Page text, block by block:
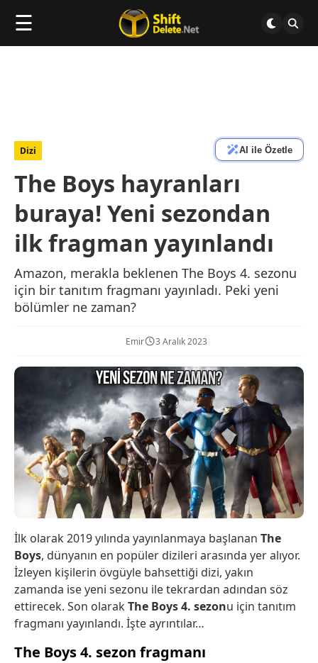
☰
Dizi AI ile Özetle
The Boys hayranları
buraya! Yeni sezondan
ilk fragman yayınlandı
Amazon, merakla beklenen The Boys 4. sezonu
için bir tanıtım fragmanı yayınladı. Peki yeni
bölümler ne zaman?
Emir 3 Aralık 2023
İlk olarak 2019 yılında yayınlanmaya başlanan The
Boys, dünyanın en popüler dizileri arasında yer alıyor.
İzleyen kişilerin övgüyle bahsettiği dizi, yakın
zamanda ise yeni sezonu ile tekrardan adından söz
ettirecek. Son olarakThe Boys 4. sezonu için tanıtım
fragmanı yayınlandı. İşte ayrıntılar…
The Boys 4. sezon fragmanı